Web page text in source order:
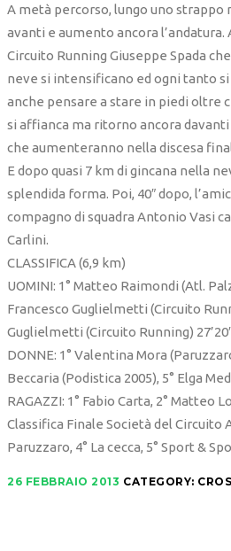
A metà percorso, lungo uno
avanti e aumento ancora l’andatura.
Circuito Running Giuseppe Spada
neve si intensificano ed ogni tanto
anche pensare a stare in piedi oltre
si affianca ma ritorno ancora
che aumenteranno nella discesa
E dopo quasi 7 km di gincana nella
splendida forma. Poi, 40″ dopo,
compagno di squadra Antonio Vasi
Carlini.
CLASSIFICA (6,9 km)
UOMINI: 1° Matteo Raimondi (Atl.
Francesco Guglielmetti (Circuito
Guglielmetti (Circuito Running)
DONNE: 1° Valentina Mora
Beccaria (Podistica 2005), 5° Elga
RAGAZZI: 1° Fabio Carta, 2° Matteo
Classifica Finale Società del Circuito
Paruzzaro, 4° La cecca, 5° Sport &
26 FEBBRAIO 2013 CATEGORY: